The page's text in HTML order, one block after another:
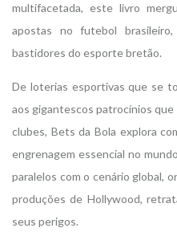
multifacetada, este livro
apostas no futebol
bastidores do esporte bretão.
De loterias esportivas que se
aos gigantescos patrocínios que
clubes, Bets da Bola explora
engrenagem essencial no
paralelos com o cenário global,
produções de Hollywood,
seus perigos.